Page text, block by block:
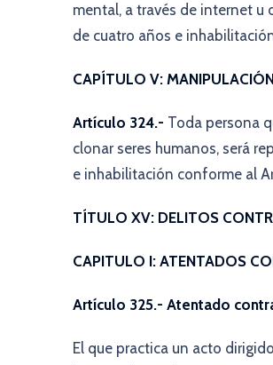
mental, a través de internet u
de cuatro años e
CAPÍTULO V:
Artículo 324.- Toda persona
clonar seres humanos, será
e inhabilitación conforme al
TÍTULO XV: DELITOS
CAPITULO I: ATENTADOS
Artículo 325.- Atentado
El que practica un acto